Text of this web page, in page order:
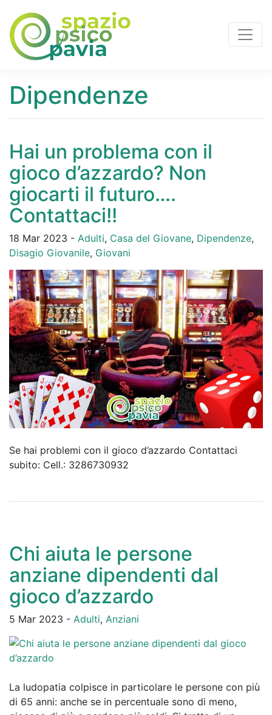
Dipendenze
Hai un problema con il
gioco d’azzardo? Non
giocarti il futuro….
Contattaci!!
18 Mar 2023 - Adulti, Casa del Giovane, Dipendenze,
Disagio Giovanile, Giovani
Se hai problemi con il gioco d’azzardo Contattaci
subito: Cell.: 3286730932
Chi aiuta le persone
anziane dipendenti dal
gioco d’azzardo
5 Mar 2023 - Adulti, Anziani
La ludopatia colpisce in particolare le persone con più
di 65 anni: anche se in percentuale sono di meno,